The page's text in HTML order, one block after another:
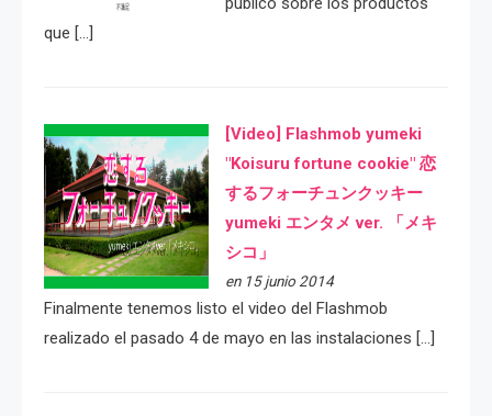
que […]
[Video] Flashmob yumeki
"Koisuru fortune cookie" 恋
するフォーチュンクッキー
yumeki エンタメ ver. 「メキ
シコ」
en 15 junio 2014
Finalmente tenemos listo el video del Flashmob
realizado el pasado 4 de mayo en las instalaciones […]